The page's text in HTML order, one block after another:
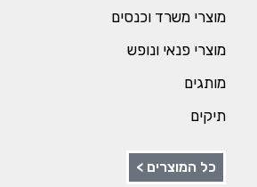
מוצרי משרד וכנסים
מוצרי פנאי ונופש
מותגים
תיקים
כל המוצרים >